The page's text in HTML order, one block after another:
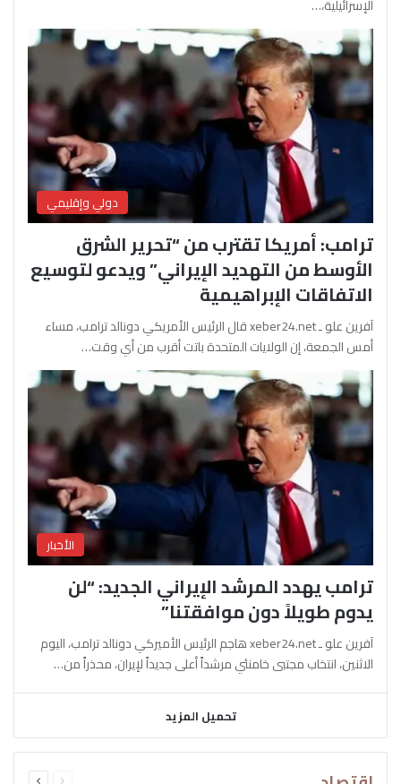
الإسرائيلية،…
دولي وإقليمي
ترامب: أمريكا تقترب من “تحرير الشرق
الأوسط من التهديد الإيراني” ويدعو لتوسيع
الاتفاقات الإبراهيمية
آفرين علو ـ xeber24.net قال الرئيس الأمريكي دونالد ترامب، مساء
أمس الجمعة، إن الولايات المتحدة باتت أقرب من أي وقت…
الأخبار
ترامب يهدد المرشد الإيراني الجديد: “لن
يدوم طويلاً دون موافقتنا”
آفرين علو ـ xeber24.net هاجم الرئيس الأميركي دونالد ترامب، اليوم
الاثنين، انتخاب مجتبى خامنئي مرشداً أعلى جديداً لإيران، محذراً من…
تحميل المزيد